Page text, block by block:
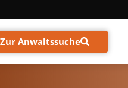
Zur Anwaltssuche